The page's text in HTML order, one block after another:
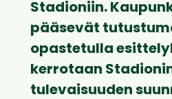
Stadioniin.
pääsevät
opastetulla
kerrotaan
tulevaisuuden